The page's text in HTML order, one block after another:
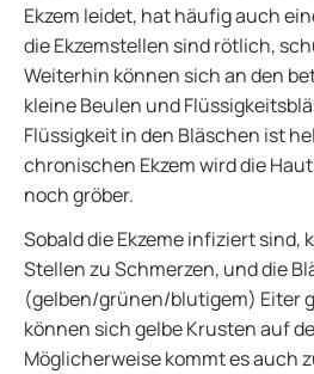
Ekzem leidet, hat häufig auch
die Ekzemstellen sind rötlich,
Weiterhin können sich an den
kleine Beulen und
Flüssigkeit in den Bläschen ist
chronischen Ekzem wird die
noch gröber.
Sobald die Ekzeme infiziert sind,
Stellen zu Schmerzen, und die
(gelben/grünen/blutigem) Eiter
können sich gelbe Krusten auf
Möglicherweise kommt es auch